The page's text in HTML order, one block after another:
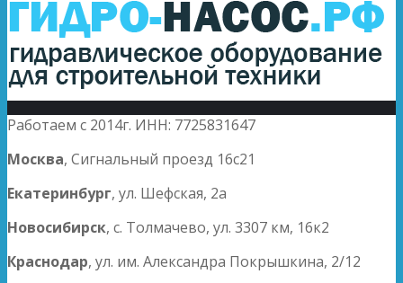
Работаем с 2014г. ИНН: 7725831647
Москва, Сигнальный проезд 16с21
Екатеринбург, ул. Шефская, 2а
Новосибирск, с. Толмачево, ул. 3307 км, 16к2
Краснодар, ул. им. Александра Покрышкина, 2/12